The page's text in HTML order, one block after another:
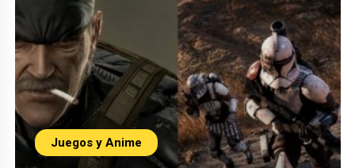
Juegos y Anime